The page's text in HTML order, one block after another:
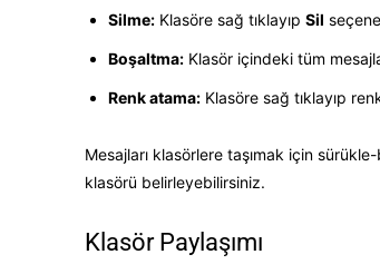
Silme: Klasöre sağ tıklayıp Sil
Boşaltma: Klasör içindeki tüm
Renk atama: Klasöre sağ tıklayıp
Mesajları klasörlere taşımak için
klasörü belirleyebilirsiniz.
Klasör Paylaşımı